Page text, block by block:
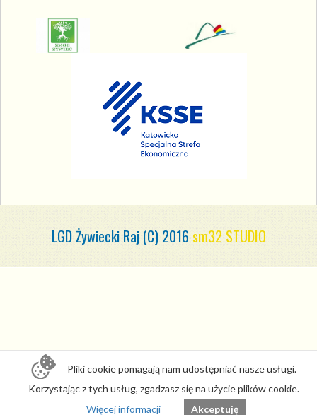
LGD Żywiecki Raj (C) 2016 sm32 STUDIO
Pliki cookie pomagają nam udostępniać nasze usługi.
Korzystając z tych usług, zgadzasz się na użycie plików cookie.
Więcej informacji
Akceptuję